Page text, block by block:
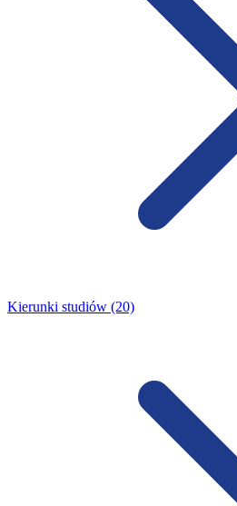
Kierunki studiów (20)